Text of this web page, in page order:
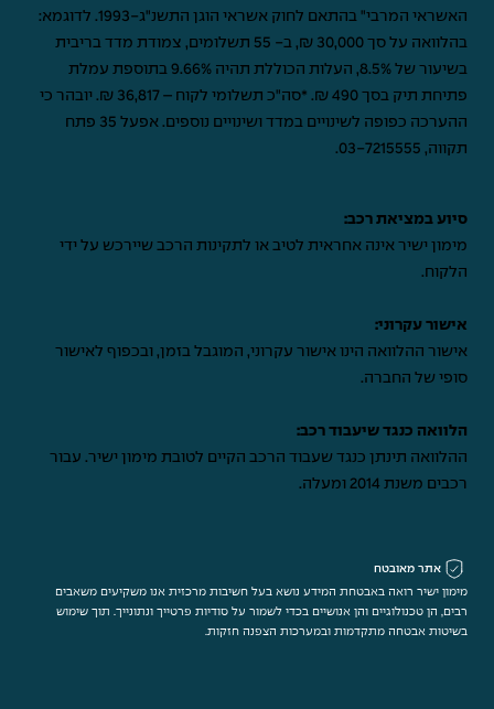
האשראי המרבי" בהתאם לחוק אשראי הוגן התשנ"ג-1993. לדוגמא:
בהלוואה על סך 30,000 ₪, ב- 55 תשלומים, צמודת מדד בריבית
בשיעור של 8.5%, העלות הכוללת תהיה 9.66% בתוספת עמלת
פתיחת תיק בסך 490 ₪. *סה"כ תשלומי לקוח – 36,817 ₪. יובהר כי
ההערכה כפופה לשינויים במדד ושינויים נוספים. אפעל 35 פתח
תקווה, 03-7215555
.
סיוע במציאת רכב:
מימון ישיר אינה אחראית לטיב או לתקינות הרכב שיירכש על ידי
הלקוח.
אישור עקרוני:
אישור ההלוואה הינו אישור עקרוני, המוגבל בזמן, ובכפוף לאישור
סופי של החברה.
הלוואה כנגד שיעבוד רכב:
ההלוואה תינתן כנגד שעבוד הרכב הקיים לטובת מימון ישיר. עבור
רכבים משנת 2014 ומעלה.
אתר מאובטח
מימון ישיר רואה באבטחת המידע נושא בעל חשיבות מרכזית אנו משקיעים משאבים
רבים, הן טכנולוגיים והן אנושיים בכדי לשמור על סודיות פרטייך ונתונייך. תוך שימוש
בשיטות אבטחה מתקדמות ובמערכות הצפנה חזקות.